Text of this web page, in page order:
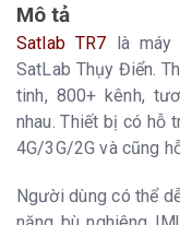
Mô tả
Satlab TR7 là máy
SatLab Thụy Điển.
tinh, 800+ kênh,
nhau. Thiết bị có hỗ
4G/3G/2G và cũng
Người dùng có thể